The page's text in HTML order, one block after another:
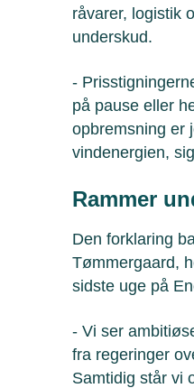
råvarer, logistik
underskud.
-
på pause eller
opbremsning er
vindenergien,
Rammer
Den forklaring
Tømmergaard,
sidste uge på
- Vi ser
fra regeringer
Samtidig står vi